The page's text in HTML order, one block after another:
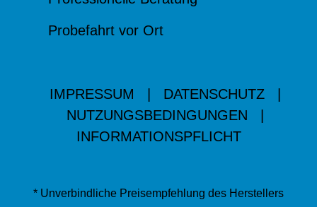
Probefahrt vor Ort
IMPRESSUM DATENSCHUTZ
NUTZUNGSBEDINGUNGEN
INFORMATIONSPFLICHT
* Unverbindliche Preisempfehlung des Herstellers